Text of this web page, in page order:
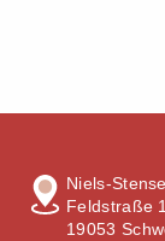
Niels-
Feldstraße 1
19053